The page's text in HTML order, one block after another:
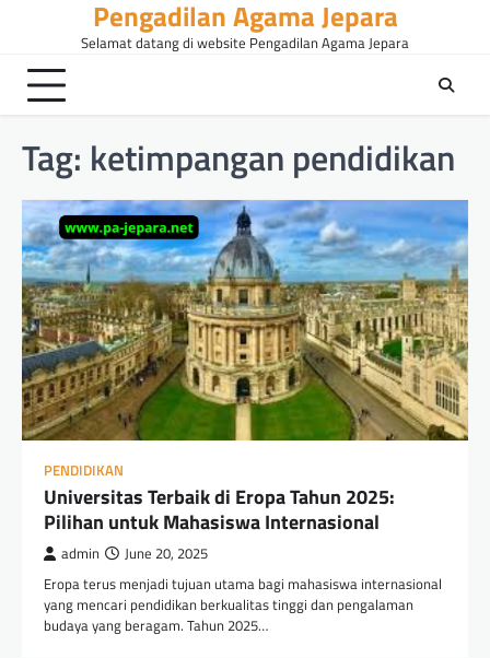
content
Pengadilan Agama Jepara
Selamat datang di website Pengadilan Agama Jepara
Tag: ketimpangan pendidikan
PENDIDIKAN
Universitas Terbaik di Eropa Tahun 2025:
Pilihan untuk Mahasiswa Internasional
admin June 20, 2025
Eropa terus menjadi tujuan utama bagi mahasiswa internasional
yang mencari pendidikan berkualitas tinggi dan pengalaman
budaya yang beragam. Tahun 2025…